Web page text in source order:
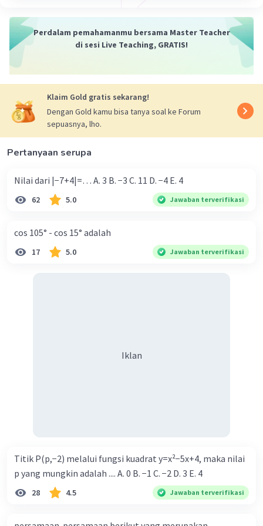
Selesai :D 🙏
Perdalam pemahamanmu bersama Master Teacher
di sesi Live Teaching, GRATIS!
Klaim Gold gratis sekarang!
Dengan Gold kamu bisa tanya soal ke Forum
sepuasnya, lho.
Pertanyaan serupa
Nilai dari |−7+4|=… A. 3 B. −3 C. 11 D. −4 E. 4
62 5.0 Jawaban terverifikasi
cos 105° - cos 15° adalah
17 5.0 Jawaban terverifikasi
Iklan
Titik P(p,−2) melalui fungsi kuadrat y=x²−5x+4, maka nilai
p yang mungkin adalah .... A. 0 B. −1 C. −2 D. 3 E. 4
28 4.5 Jawaban terverifikasi